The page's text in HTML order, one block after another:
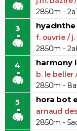
2850m -
3
f. ouvrie /
2850m -
4 harmony
b. le beller
2850m -
5 hora bot
arnaud
2850m -